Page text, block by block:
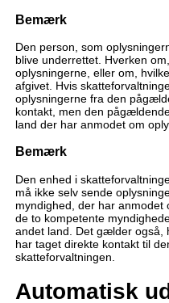
Bemærk
Den person, som
blive underrettet. Hverken
oplysningerne, eller om,
afgivet. Hvis
oplysningerne fra den
kontakt, men den
land der har anmodet om
Bemærk
Den enhed i
må ikke selv sende
myndighed, der har anmodet
de to kompetente
andet land. Det gælder også,
har taget direkte kontakt til
skatteforvaltningen.
Automatisk